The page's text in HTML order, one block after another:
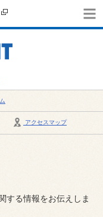
アクセスマップ
する情報をお伝えしま